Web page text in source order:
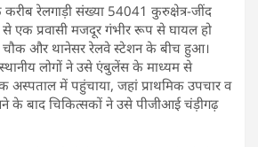
रेलगाड़ी संख्या 54041 कुरुक्षेत्र-जींद
प्रवासी मजदूर गंभीर रूप से घायल हो
चौक और थानेसर रेलवे स्टेशन के बीच हुआ।
लोगों ने उसे एंबुलेंस के माध्यम से
अस्पताल में पहुंचाया, जहां प्राथमिक उपचार व
के बाद चिकित्सकों ने उसे पीजीआई चंड़ीगढ़